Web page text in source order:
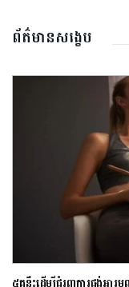
ព័ត៌មានសង្ខេប